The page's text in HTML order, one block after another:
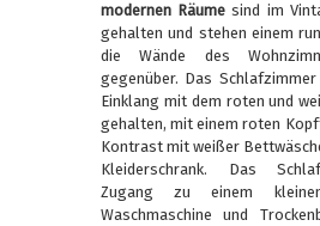
modernen Räume sind im
gehalten und stehen einem
die Wände des
gegenüber. Das
Einklang mit dem roten und
gehalten, mit einem roten
Kontrast mit weißer
Kleiderschrank. Das
Zugang zu einem
Waschmaschine und